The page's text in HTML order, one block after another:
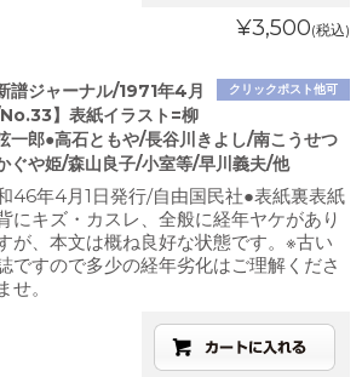
¥3,500(税込)
クリックポスト他可
新譜ジャーナル/1971年4月
】表紙イラスト=柳
一郎●高石ともや/長谷川きよし/南こうせつ
ぐや姫/森山良子/小室等/早川義夫/他
46年4月1日発行/自由国民社●表紙裏表紙
にキズ・カスレ、全般に経年ヤケがあり
が、本文は概ね良好な状態です。※古い
ですので多少の経年劣化はご理解くださ
せ。